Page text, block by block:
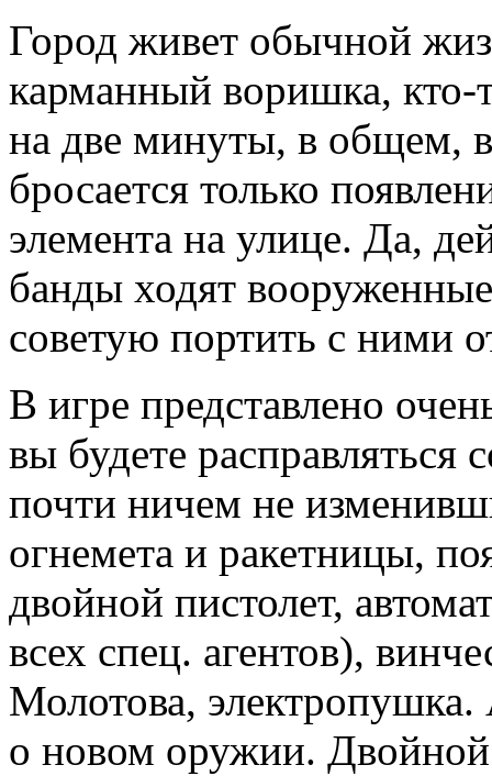
Город живет обычной
карманный воришка, кто-
на две минуты, в общем,
бросается только
элемента на улице. Да,
банды ходят
советую портить с ними
В игре представлено
вы будете
почти ничем не
огнемета и ракетницы,
двойной пистолет,
всех спец. агентов),
Молотова,
о новом оружии. Двойной